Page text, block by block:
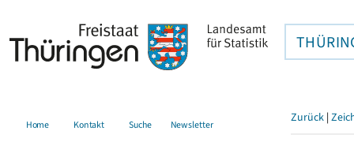
Home Kontakt Suche Newsletter Zurück |